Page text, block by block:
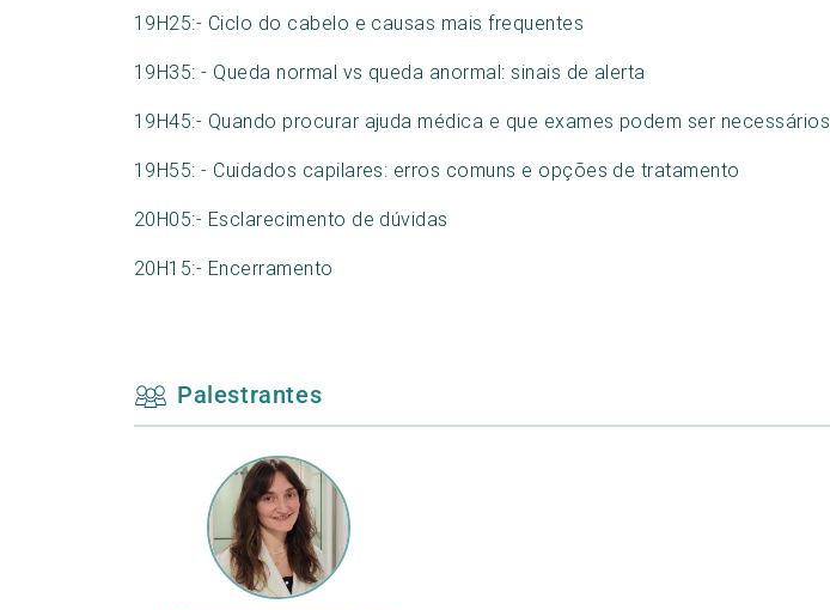
19H25:- Ciclo do cabelo e causas mais frequentes
19H35: - Queda normal vs queda anormal: sinais de alerta
19H45:- Quando procurar ajuda médica e que exames podem ser necessários
19H55: - Cuidados capilares: erros comuns e opções de tratamento
20H05:- Esclarecimento de dúvidas
20H15:- Encerramento
Palestrantes